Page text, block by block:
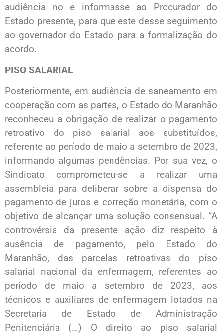
audiência no e informasse ao Procurador do
Estado presente, para que este desse seguimento
ao governador do Estado para a formalização do
acordo.
PISO SALARIAL
Posteriormente, em audiência de saneamento em
cooperação com as partes, o Estado do Maranhão
reconheceu a obrigação de realizar o pagamento
retroativo do piso salarial aos substituídos,
referente ao período de maio a setembro de 2023,
informando algumas pendências. Por sua vez, o
Sindicato comprometeu-se a realizar uma
assembleia para deliberar sobre a dispensa do
pagamento de juros e correção monetária, com o
objetivo de alcançar uma solução consensual. “A
controvérsia da presente ação diz respeito à
ausência de pagamento, pelo Estado do
Maranhão, das parcelas retroativas do piso
salarial nacional da enfermagem, referentes ao
período de maio a setembro de 2023, aos
técnicos e auxiliares de enfermagem lotados na
Secretaria de Estado de Administração
Penitenciária (…) O direito ao piso salarial